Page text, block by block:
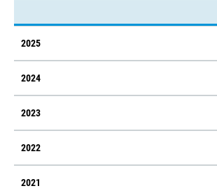
2025
2024
2023
2022
2021